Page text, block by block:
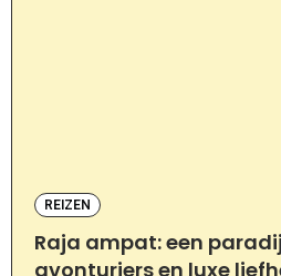
REIZEN
Raja ampat: een
avonturiers en luxe